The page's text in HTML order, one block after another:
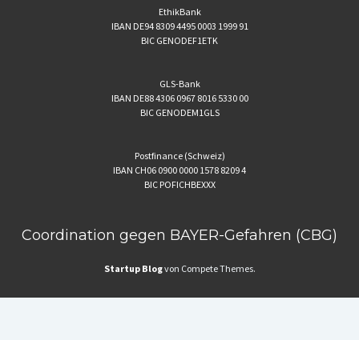
EthikBank
IBAN DE94 8309 4495 0003 1999 91
BIC GENODEF1ETK
GLS-Bank
IBAN DE88 4306 0967 8016 5330 00
BIC GENODEM1GLS
Postfinance (Schweiz)
IBAN CH06 0900 0000 1578 8209 4
BIC POFICHBEXXX
Coordination gegen BAYER-Gefahren (CBG)
Startup Blogvon Compete Themes.